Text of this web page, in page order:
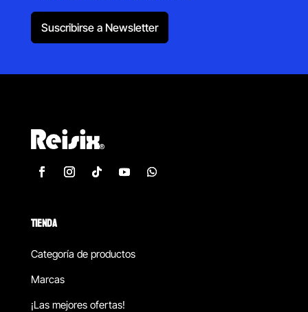
Suscribirse a Newsletter
TIENDA
Categoría de productos
Marcas
¡Las mejores ofertas!